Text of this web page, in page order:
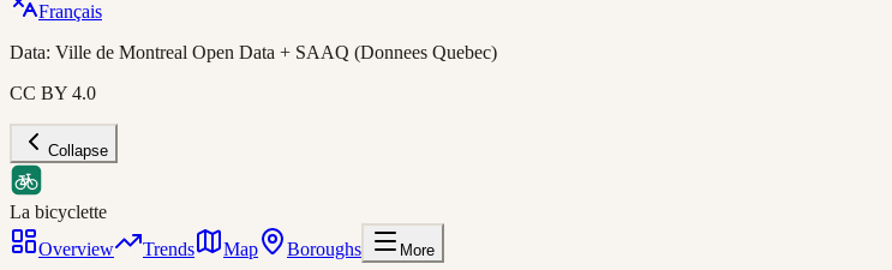
Français
Data: Ville de Montreal Open Data + SAAQ (Donnees Quebec)
CC BY 4.0
Collapse
La bicyclette
Overview
Trends Map Boroughs More